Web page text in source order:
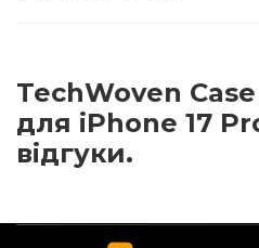
TechWoven
для iPhone 17
відгуки.